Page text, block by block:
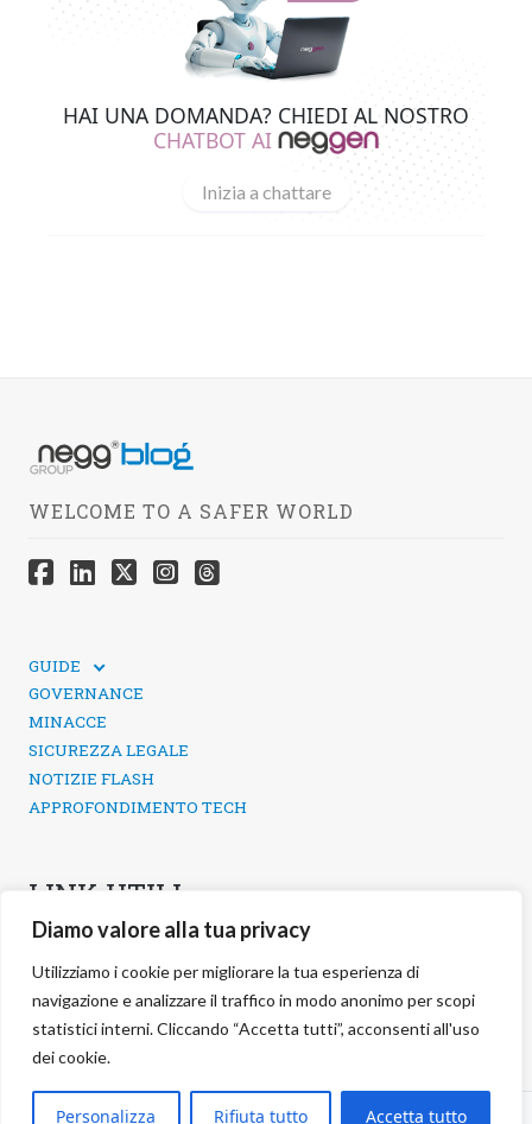
Diamo valore alla tua privacy
Utilizziamo i cookie per migliorare la tua esperienza di
navigazione e analizzare il traffico in modo anonimo per scopi
statistici interni. Cliccando “Accetta tutti”, acconsenti all'uso
dei cookie.
Personalizza Rifiuta tutto Accetta tutto
HAI UNA DOMANDA? CHIEDI AL NOSTRO
CHATBOT AI
Inizia a chattare
WELCOME TO A SAFER WORLD
GUIDE
SICUREZZA DEI SOCIAL MEDIA
GOVERNANCE
MINACCE
SICUREZZA LEGALE
NOTIZIE FLASH
APPROFONDIMENTO TECH
LINK UTILI
CONTATTI
INFORMATIVA SULLA PRIVACY
POLITICA DEI COOKIE
GESTIONE COOKIE
2026 negg Blog · All rights reserved · negg® GroupS.r.l. ·